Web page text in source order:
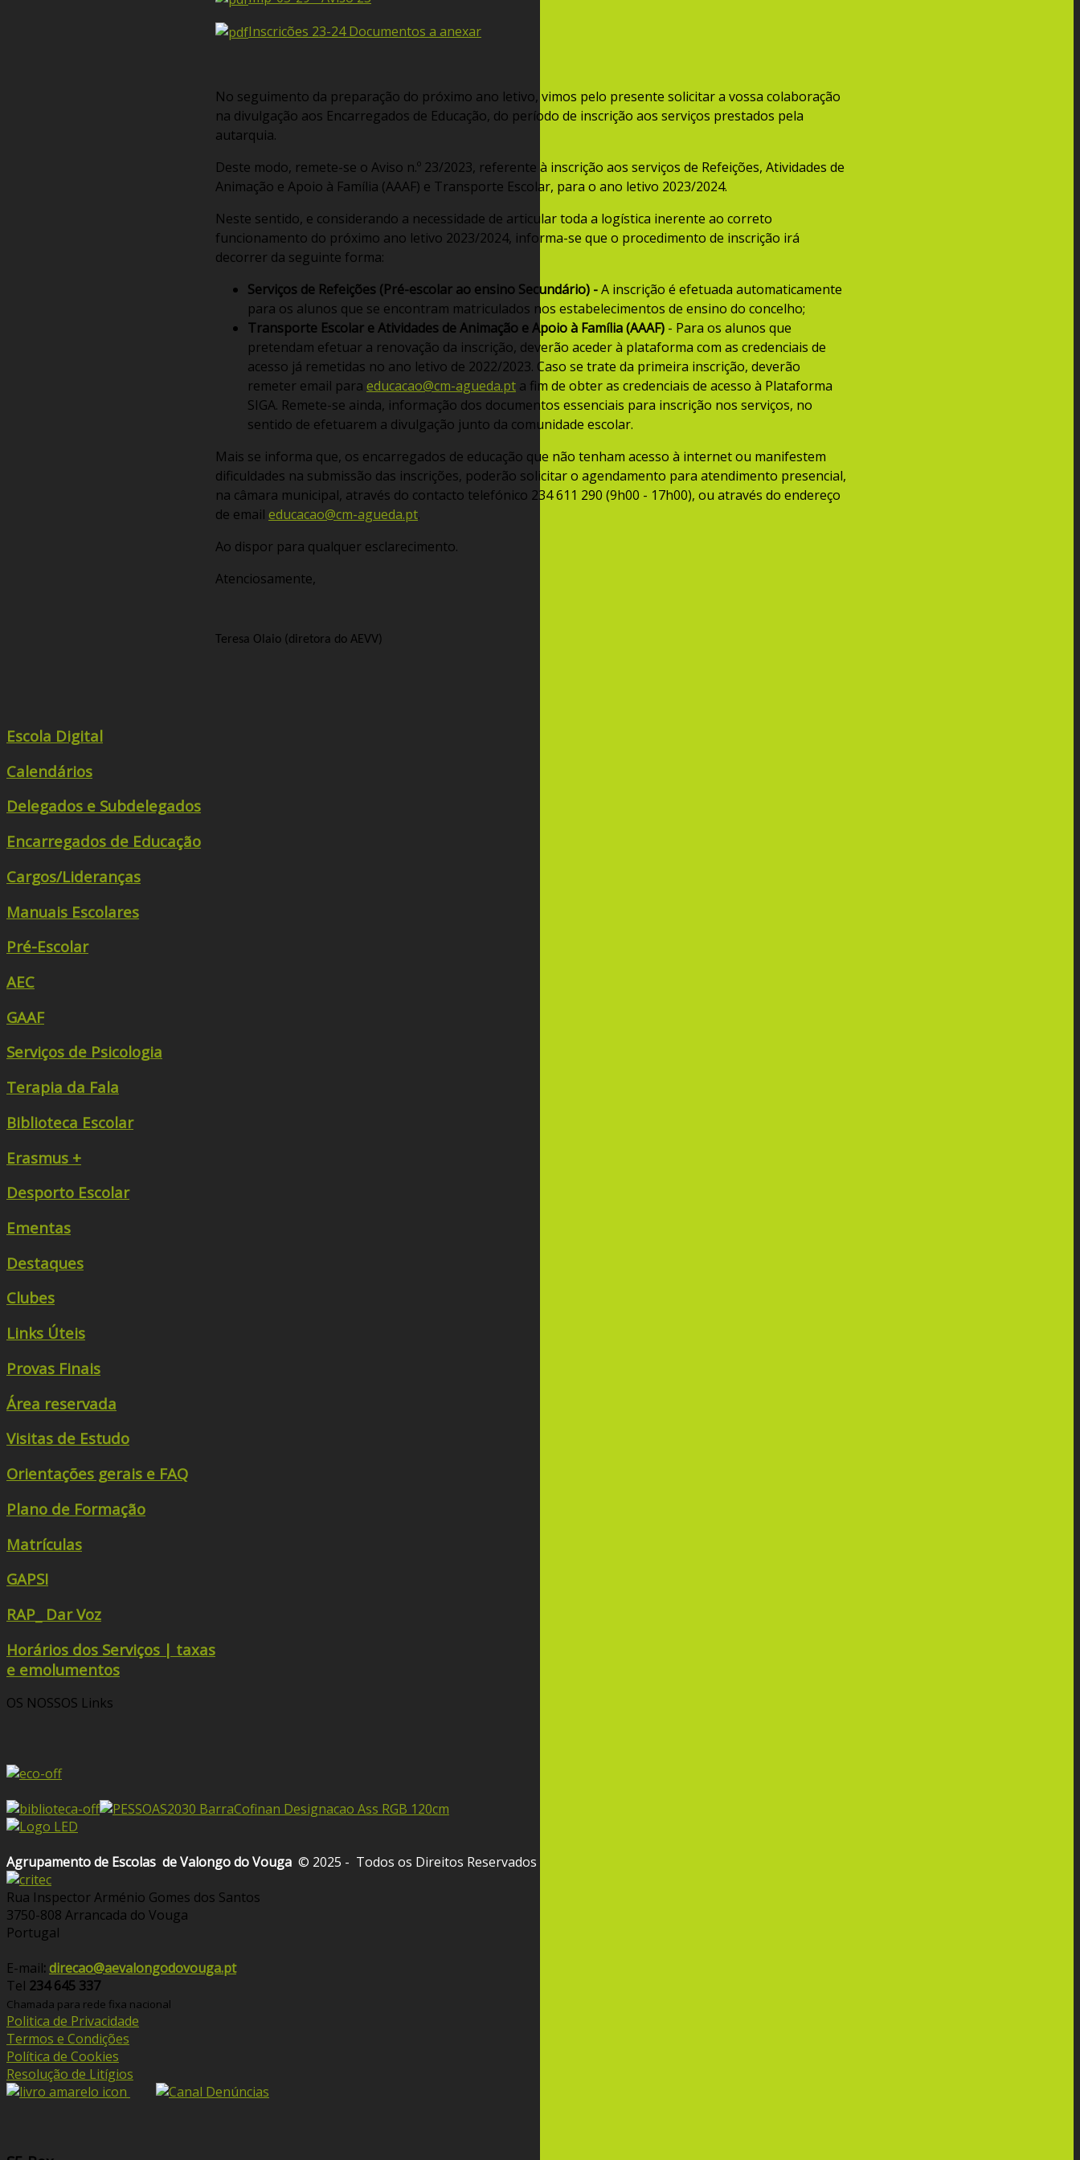
Inscricões 23-24 Documentos a anexar
No seguimento da preparação do próximo ano letivo, vimos pelo presente solicitar a vossa colaboração
na divulgação aos Encarregados de Educação, do período de inscrição aos serviços prestados pela
autarquia.
Deste modo, remete-se o Aviso n.º 23/2023, referente à inscrição aos serviços de Refeições, Atividades de
Animação e Apoio à Família (AAAF) e Transporte Escolar, para o ano letivo 2023/2024.
Neste sentido, e considerando a necessidade de articular toda a logística inerente ao correto
funcionamento do próximo ano letivo 2023/2024, informa-se que o procedimento de inscrição irá
decorrer da seguinte forma:
Serviços de Refeições (Pré-escolar ao ensino Secundário) -A inscrição é efetuada automaticamente
para os alunos que se encontram matriculados nos estabelecimentos de ensino do concelho;
Transporte Escolar e Atividades de Animação e Apoio à Família (AAAF) - Para os alunos que
pretendam efetuar a renovação da inscrição, deverão aceder à plataforma com as credenciais de
acesso já remetidas no ano letivo de 2022/2023. Caso se trate da primeira inscrição, deverão
remeter email para educacao@cm-agueda.pt a fim de obter as credenciais de acesso à Plataforma
SIGA. Remete-se ainda, informação dos documentos essenciais para inscrição nos serviços, no
sentido de efetuarem a divulgação junto da comunidade escolar.
Mais se informa que, os encarregados de educação que não tenham acesso à internet ou manifestem
dificuldades na submissão das inscrições, poderão solicitar o agendamento para atendimento presencial,
na câmara municipal, através do contacto telefónico 234 611 290 (9h00 - 17h00), ou através do endereço
de email educacao@cm-agueda.pt.
Ao dispor para qualquer esclarecimento.
Atenciosamente,
Teresa Olaio (diretora do AEVV)
Escola Digital
Calendários
Delegados e Subdelegados
Encarregados de Educação
Cargos/Lideranças
Manuais Escolares
Pré-Escolar
AEC
GAAF
Serviços de Psicologia
Terapia da Fala
Biblioteca Escolar
Erasmus +
Desporto Escolar
Ementas
Destaques
Clubes
Links Úteis
Provas Finais
Área reservada
Visitas de Estudo
Orientações gerais e FAQ
Plano de Formação
Matrículas
GAPSI
RAP_ Dar Voz
Horários dos Serviços | taxas
e emolumentos
OS NOSSOS Links
Agrupamento de Escolas de Valongo do Vouga © 2025 - Todos os Direitos Reservados
Rua Inspector Arménio Gomes dos Santos
3750-808 Arrancada do Vouga
Portugal
E-mail:direcao@aevalongodovouga.pt
Tel 234 645 337
Chamada para rede fixa nacional
Politica de Privacidade
Termos e Condições
Política de Cookies
Resolução de Litígios